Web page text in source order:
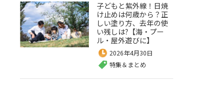
子どもと紫外線！日焼
け止めは何歳から？正
しい塗り方、去年の使
い残しは?【海・プー
ル・屋外遊びに】
2026年4月30日
特集＆まとめ